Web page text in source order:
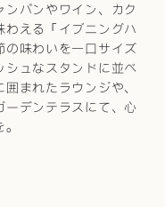
パンやワイン、カク
える「イブニングハ
の味わいを一口サイズ
シュなスタンドに並べ
まれたラウンジや、
ーデンテラスにて、心